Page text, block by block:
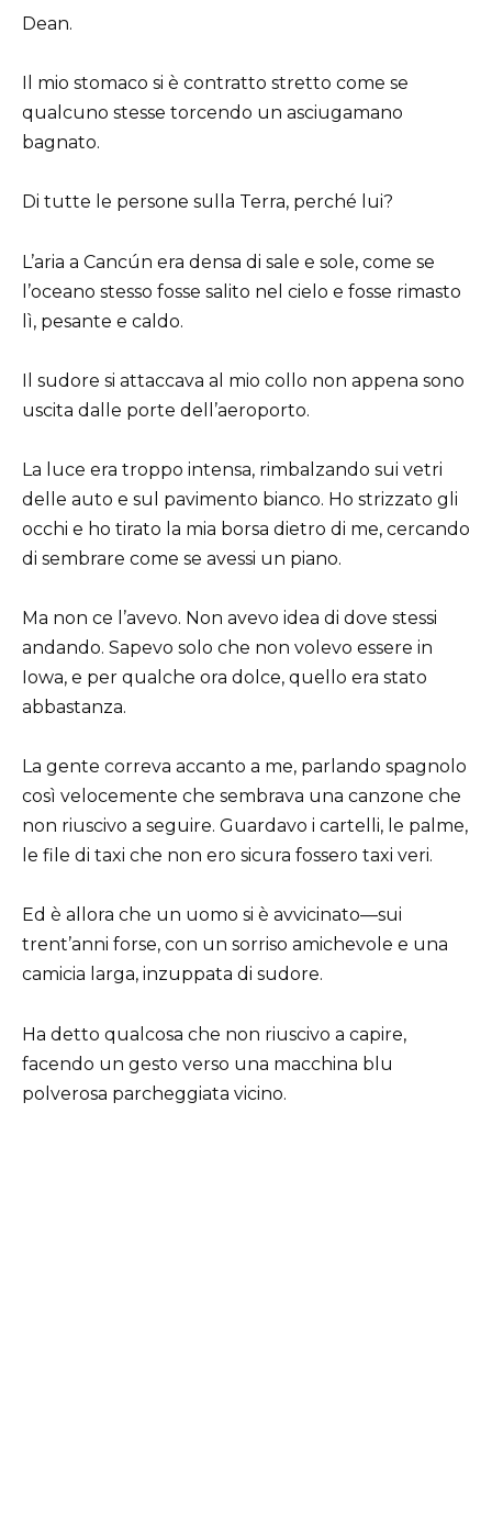
Dean.
Il mio stomaco si è contratto stretto come se
qualcuno stesse torcendo un asciugamano
bagnato.
Di tutte le persone sulla Terra, perché lui?
L’aria a Cancún era densa di sale e sole, come se
l’oceano stesso fosse salito nel cielo e fosse rimasto
lì, pesante e caldo.
Il sudore si attaccava al mio collo non appena sono
uscita dalle porte dell’aeroporto.
La luce era troppo intensa, rimbalzando sui vetri
delle auto e sul pavimento bianco. Ho strizzato gli
occhi e ho tirato la mia borsa dietro di me, cercando
di sembrare come se avessi un piano.
Ma non ce l’avevo. Non avevo idea di dove stessi
andando. Sapevo solo che non volevo essere in
Iowa, e per qualche ora dolce, quello era stato
abbastanza.
La gente correva accanto a me, parlando spagnolo
così velocemente che sembrava una canzone che
non riuscivo a seguire. Guardavo i cartelli, le palme,
le file di taxi che non ero sicura fossero taxi veri.
Ed è allora che un uomo si è avvicinato—sui
trent’anni forse, con un sorriso amichevole e una
camicia larga, inzuppata di sudore.
Ha detto qualcosa che non riuscivo a capire,
facendo un gesto verso una macchina blu
polverosa parcheggiata vicino.